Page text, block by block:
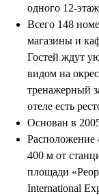
одного 12-
Всего 148
магазины и
Гостей ждут
видом на
тренажерный
отеле есть
Основан в
Расположение
400 м от
площади
International